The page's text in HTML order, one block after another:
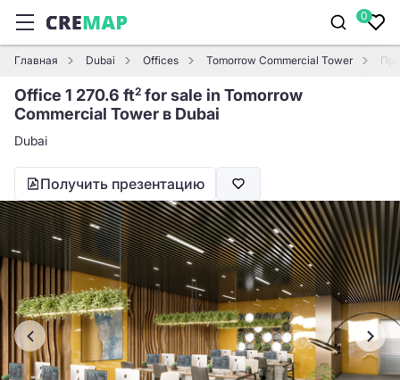
0
Главная Dubai Offices Tomorrow Commercial Tower
Office 1 270.6 ft2 for sale in Tomorrow
Commercial Tower в Dubai
Dubai
Получить презентацию